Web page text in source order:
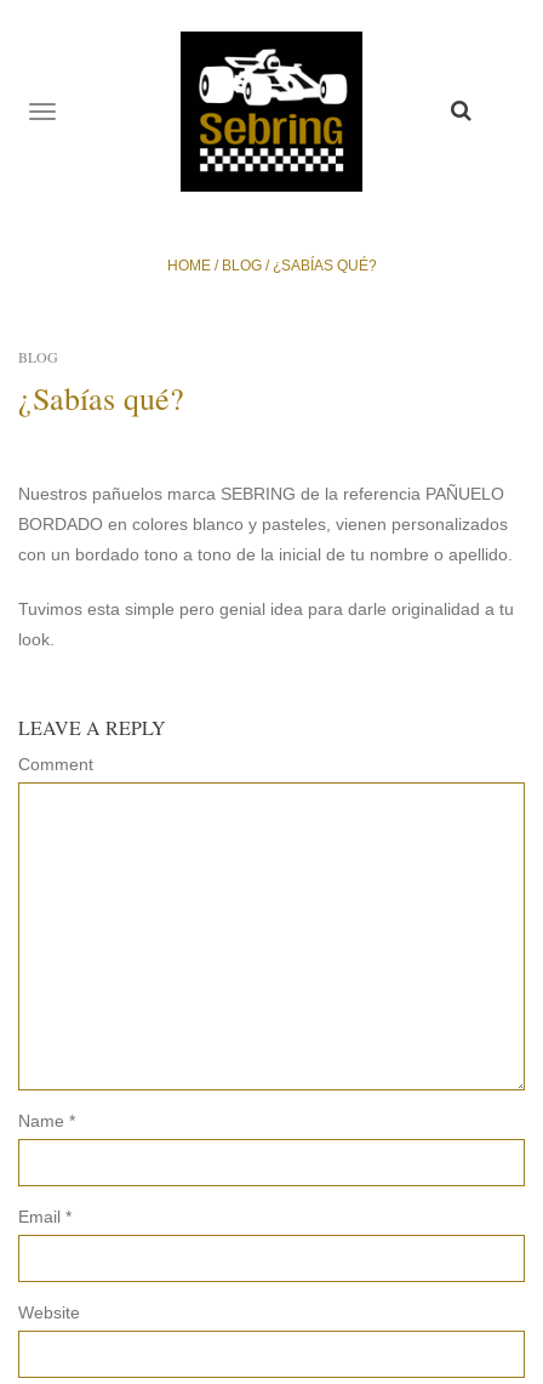
TOGGLE
NAVIGATION
HOME / BLOG / ¿SABÍAS QUÉ?
BLOG
¿Sabías qué?
Nuestros pañuelos marca SEBRING de la referencia PAÑUELO
BORDADO en colores blanco y pasteles, vienen personalizados
con un bordado tono a tono de la inicial de tu nombre o apellido.
Tuvimos esta simple pero genial idea para darle originalidad a tu
look.
LEAVE A REPLY
Comment
Name *
Email *
Website